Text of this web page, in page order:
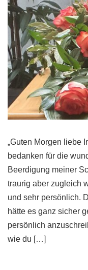
„Guten Morgen liebe
bedanken für die
Beerdigung meiner
traurig aber zugleich
und sehr persönlich.
hätte es ganz sicher
persönlich
wie du […]